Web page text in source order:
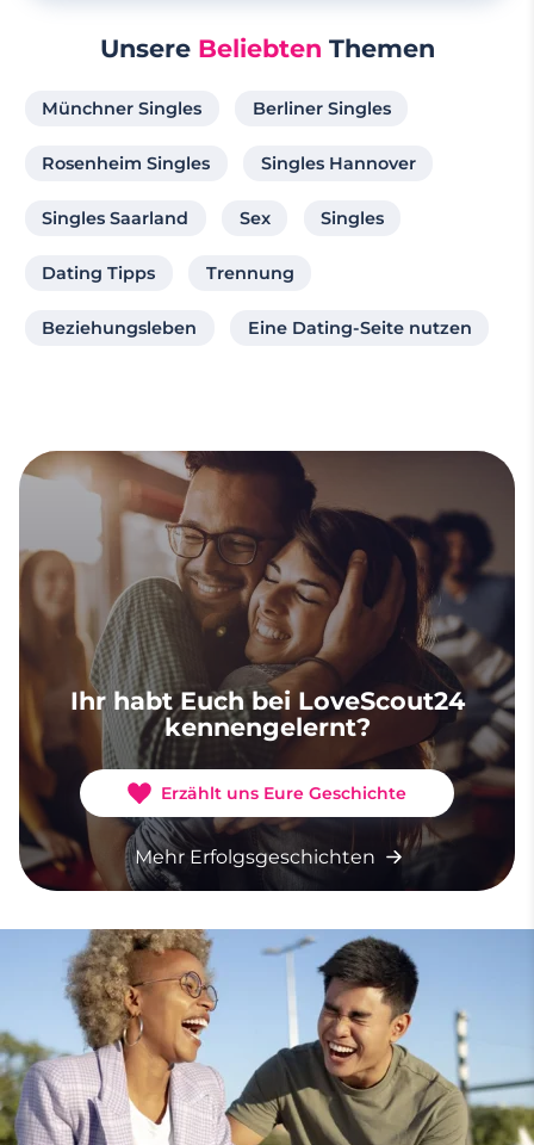
Unsere Beliebten Themen
Münchner Singles Berliner Singles
Rosenheim Singles Singles Hannover
Singles Saarland Sex Singles
Dating Tipps Trennung
Beziehungsleben Eine Dating-Seite nutzen
Ihr habt Euch bei LoveScout24
kennengelernt?
Erzählt uns Eure Geschichte
Mehr Erfolgsgeschichten